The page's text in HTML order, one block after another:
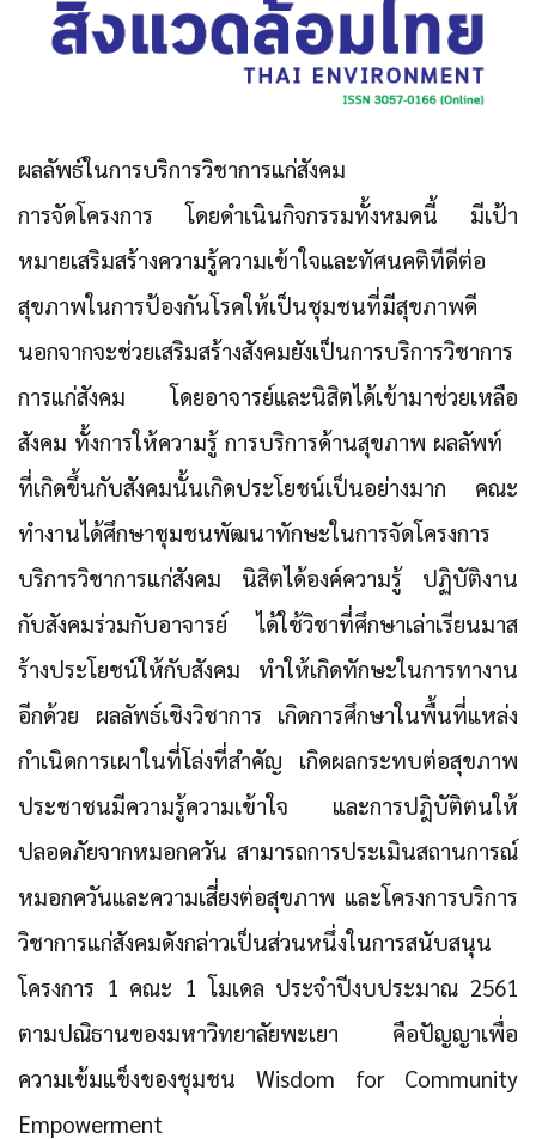
ผลลัพธ์ในการบริการวิชาการแก่สังคม
การจัดโครงการ โดยดำเนินกิจกรรมทั้งหมดนี้ มีเป้า
หมายเสริมสร้างความรู้ความเข้าใจและทัศนคติทีดีต่อ
สุขภาพในการป้องกันโรคให้เป็นชุมชนที่มีสุขภาพดี
นอกจากจะช่วยเสริมสร้างสังคมยังเป็นการบริการวิชาการ
การแก่สังคม โดยอาจารย์และนิสิตได้เข้ามาช่วยเหลือ
สังคม ทั้งการให้ความรู้ การบริการด้านสุขภาพ ผลลัพท์
ที่เกิดขึ้นกับสังคมนั้นเกิดประโยชน์เป็นอย่างมาก คณะ
ทำงานได้ศึกษาชุมชนพัฒนาทักษะในการจัดโครงการ
บริการวิชาการแก่สังคม นิสิตได้องค์ความรู้ ปฏิบัติงาน
กับสังคมร่วมกับอาจารย์ ได้ใช้วิชาที่ศึกษาเล่าเรียนมาส
ร้างประโยชน์ให้กับสังคม ทำให้เกิดทักษะในการทางาน
อีกด้วย ผลลัพธ์เชิงวิชาการ เกิดการศึกษาในพื้นที่แหล่ง
กำเนิดการเผาในที่โล่งที่สำคัญ เกิดผลกระทบต่อสุขภาพ
ประชาชนมีความรู้ความเข้าใจ และการปฎิบัติตนให้
ปลอดภัยจากหมอกควัน สามารถการประเมินสถานการณ์
หมอกควันและความเสี่ยงต่อสุขภาพ และโครงการบริการ
วิชาการแก่สังคมดังกล่าวเป็นส่วนหนึ่งในการสนับสนุน
โครงการ 1 คณะ 1 โมเดล ประจำปีงบประมาณ 2561
ตามปณิธานของมหาวิทยาลัยพะเยา คือปัญญาเพื่อ
ความเข้มแข็งของชุมชน Wisdom for Community
Empowerment